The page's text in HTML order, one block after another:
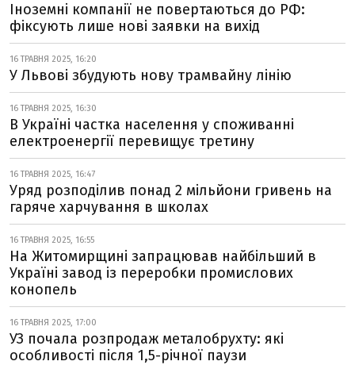
Іноземні компанії не повертаються до РФ:
фіксують лише нові заявки на вихід
16 ТРАВНЯ 2025, 16:20
У Львові збудують нову трамвайну лінію
16 ТРАВНЯ 2025, 16:30
В Україні частка населення у споживанні
електроенергії перевищує третину
16 ТРАВНЯ 2025, 16:47
Уряд розподілив понад 2 мільйони гривень на
гаряче харчування в школах
16 ТРАВНЯ 2025, 16:55
На Житомирщині запрацював найбільший в
Україні завод із переробки промислових
конопель
16 ТРАВНЯ 2025, 17:00
УЗ почала розпродаж металобрухту: які
особливості після 1,5-річної паузи